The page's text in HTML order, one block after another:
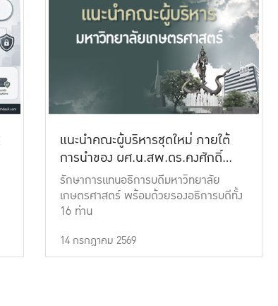
แนะนำคณะผู้บริหารชุดใหม่ ภายใต้
การนำของ ผศ.น.สพ.ดร.คงศักดิ์
เที่ยงธรรม
รักษาการแทนอธิการบดีมหาวิทยาลัย
เกษตรศาสตร์ พร้อมด้วยรองอธิการบดีทั้ง
16 ท่าน
14 กรกฎาคม 2569